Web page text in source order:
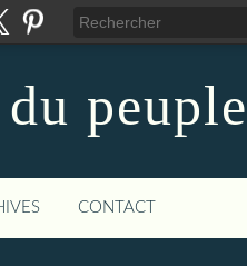
peuple
CONTACT